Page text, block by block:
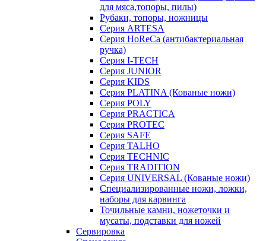
для мяса,топоры, пилы)
Рубаки, топоры, ножницы
Серия ARTESA
Серия HoReCa (антибактериальная
ручка)
Серия I-TECH
Серия JUNIOR
Серия KIDS
Серия PLATINA (Кованые ножи)
Серия POLY
Серия PRACTICA
Серия PROTEC
Серия SAFE
Серия TALHO
Серия TECHNIC
Серия TRADITION
Серия UNIVERSAL (Кованые ножи)
Специализированные ножи, ложки,
наборы для карвинга
Точильные камни, ножеточки и
мусаты, подставки для ножей
Сервировка